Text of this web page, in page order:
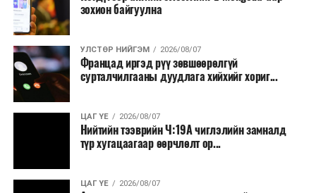
зохион байгуулна
УЛСТӨР НИЙГЭМ 2026/08/07
Францад иргэд рүү зөвшөөрөлгүй
сурталчилгааны дуудлага хийхийг хориг...
ЦАГ ҮЕ 2026/08/07
Нийтийн тээврийн Ч:19А чиглэлийн замналд
түр хугацаагаар өөрчлөлт ор...
ЦАГ ҮЕ 2026/08/07